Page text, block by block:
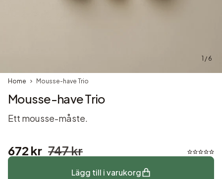
1 / 6
Home Mousse-have Trio
Mousse-have Trio
Ett mousse-måste.
672 kr 747 kr
Lägg till i varukorg